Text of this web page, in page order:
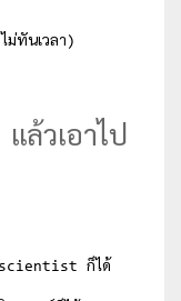
ทันเวลา)
ล้วเอาไป
scientist ก็ได้